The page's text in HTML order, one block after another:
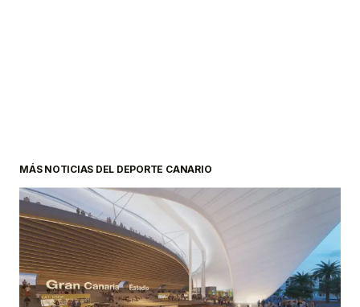
MÁS NOTICIAS DEL DEPORTE CANARIO